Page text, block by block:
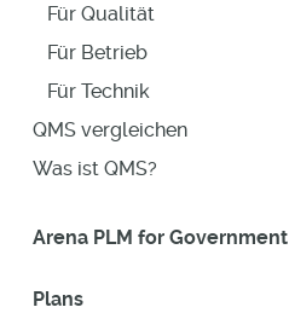
Für Qualität
Für Betrieb
Für Technik
QMS vergleichen
Was ist QMS?
Arena PLM for Government
Plans